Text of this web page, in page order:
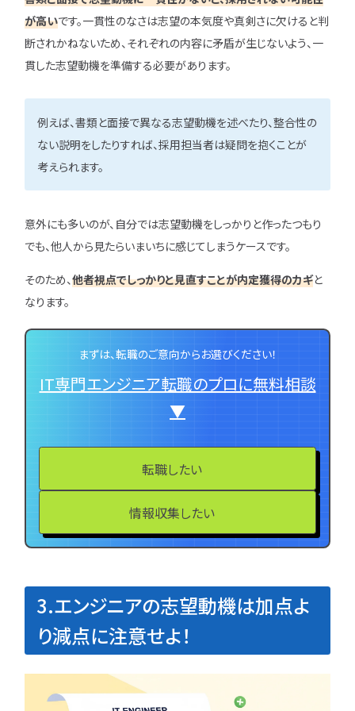
が高いです。一貫性のなさは志望の本気度や真剣さに欠けると判
断されかねないため、それぞれの内容に矛盾が生じないよう、一
貫した志望動機を準備する必要があります。
例えば、書類と面接で異なる志望動機を述べたり、整合性の
ない説明をしたりすれば、採用担当者は疑問を抱くことが
考えられます。
意外にも多いのが、自分では志望動機をしっかりと作ったつもり
でも、他人から見たらいまいちに感じてしまうケースです。
そのため、他者視点でしっかりと見直すことが内定獲得のカギと
なります。
まずは、転職のご意向からお選びください！
IT専門エンジニア転職のプロに無料相談
▼
転職したい
情報収集したい
3.エンジニアの志望動機は加点よ
り減点に注意せよ！